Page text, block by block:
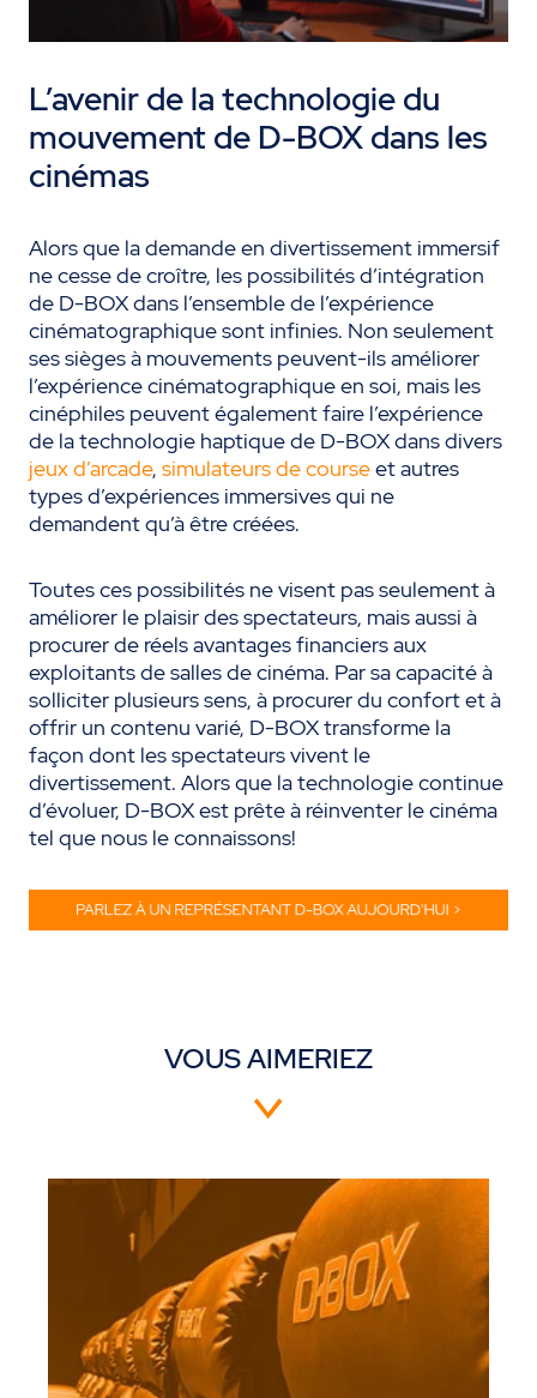
L’avenir de la technologie du
mouvement de D-BOX dans les
cinémas
Alors que la demande en divertissement immersif
ne cesse de croître, les possibilités d’intégration
de D-BOX dans l’ensemble de l’expérience
cinématographique sont infinies. Non seulement
ses sièges à mouvements peuvent-ils améliorer
l’expérience cinématographique en soi, mais les
cinéphiles peuvent également faire l’expérience
de la technologie haptique de D-BOX dans divers
jeux d’arcade, simulateurs de courseet autres
types d’expériences immersives qui ne
demandent qu’à être créées.
Toutes ces possibilités ne visent pas seulement à
améliorer le plaisir des spectateurs, mais aussi à
procurer de réels avantages financiers aux
exploitants de salles de cinéma. Par sa capacité à
solliciter plusieurs sens, à procurer du confort et à
offrir un contenu varié, D-BOX transforme la
façon dont les spectateurs vivent le
divertissement. Alors que la technologie continue
d’évoluer, D-BOX est prête à réinventer le cinéma
tel que nous le connaissons!
VOUS AIMERIEZ